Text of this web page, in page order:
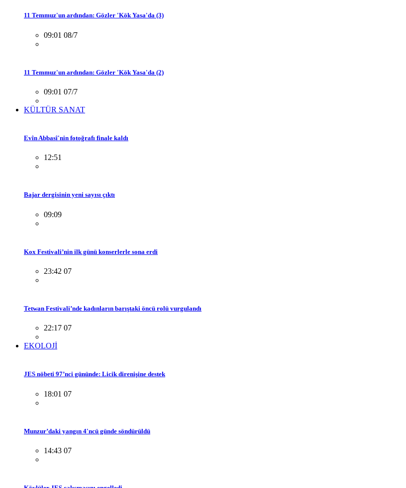
11 Temmuz'un ardından: Gözler 'Kök Yasa'da (3)
09:01 08/7
11 Temmuz'un ardından: Gözler 'Kök Yasa'da (2)
09:01 07/7
KÜLTÜR SANAT
Evîn Abbasî'nin fotoğrafı finale kaldı
12:51
Bajar dergisinin yeni sayısı çıktı
09:09
Kox Festivali’nin ilk günü konserlerle sona erdi
23:42 07
Tetwan Festivali’nde kadınların barıştaki öncü rolü vurgulandı
22:17 07
EKOLOJİ
JES nöbeti 97’nci gününde: Licik direnişine destek
18:01 07
Munzur’daki yangın 4'ncü günde söndürüldü
14:43 07